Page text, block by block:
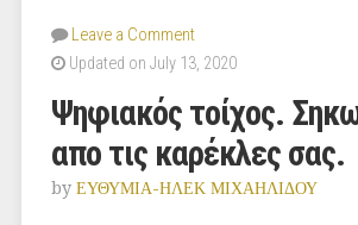
Leave a Comment
Updated on July 13, 2020
Ψηφιακός τοίχος.
απο τις καρέκλες σας.
by ΕΥΘΥΜΙΑ-ΗΛΕΚ ΜΙΧΑΗΛΙΔΟΥ